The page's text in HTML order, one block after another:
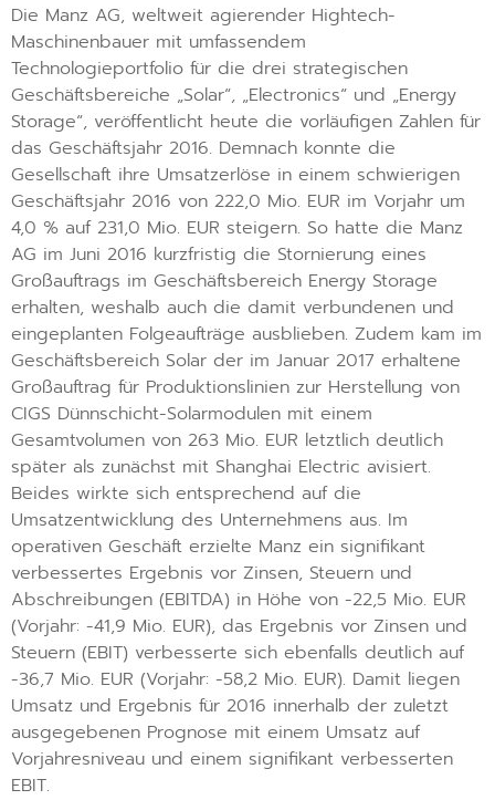
Die Manz AG, weltweit agierender Hightech-
Maschinenbauer mit umfassendem
Technologieportfolio für die drei strategischen
Geschäftsbereiche „Solar“, „Electronics“ und „Energy
Storage“, veröffentlicht heute die vorläufigen Zahlen für
das Geschäftsjahr 2016. Demnach konnte die
Gesellschaft ihre Umsatzerlöse in einem schwierigen
Geschäftsjahr 2016 von 222,0 Mio. EUR im Vorjahr um
4,0 % auf 231,0 Mio. EUR steigern. So hatte die Manz
AG im Juni 2016 kurzfristig die Stornierung eines
Großauftrags im Geschäftsbereich Energy Storage
erhalten, weshalb auch die damit verbundenen und
eingeplanten Folgeaufträge ausblieben. Zudem kam im
Geschäftsbereich Solar der im Januar 2017 erhaltene
Großauftrag für Produktionslinien zur Herstellung von
CIGS Dünnschicht-Solarmodulen mit einem
Gesamtvolumen von 263 Mio. EUR letztlich deutlich
später als zunächst mit Shanghai Electric avisiert.
Beides wirkte sich entsprechend auf die
Umsatzentwicklung des Unternehmens aus. Im
operativen Geschäft erzielte Manz ein signifikant
verbessertes Ergebnis vor Zinsen, Steuern und
Abschreibungen (EBITDA) in Höhe von -22,5 Mio. EUR
(Vorjahr: -41,9 Mio. EUR), das Ergebnis vor Zinsen und
Steuern (EBIT) verbesserte sich ebenfalls deutlich auf
-36,7 Mio. EUR (Vorjahr: -58,2 Mio. EUR). Damit liegen
Umsatz und Ergebnis für 2016 innerhalb der zuletzt
ausgegebenen Prognose mit einem Umsatz auf
Vorjahresniveau und einem signifikant verbesserten
EBIT.